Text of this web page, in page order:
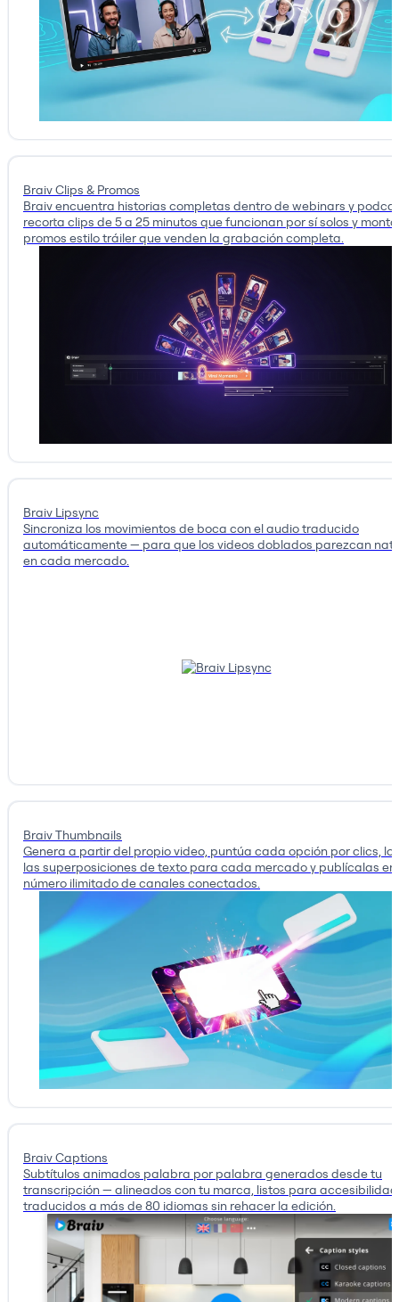
Braiv Clips & Promos
Braiv encuentra historias completas dentro de webinars y
recorta clips de 5 a 25 minutos que funcionan por sí solos y monta
promos estilo tráiler que venden la grabación completa.
Braiv Lipsync
Sincroniza los movimientos de boca con el audio traducido
automáticamente — para que los videos doblados parezcan
en cada mercado.
Braiv Thumbnails
Genera a partir del propio video, puntúa cada opción por clics,
las superposiciones de texto para cada mercado y publícalas en
número ilimitado de canales conectados.
Braiv Captions
Subtítulos animados palabra por palabra generados desde tu
transcripción — alineados con tu marca, listos para
traducidos a más de 80 idiomas sin rehacer la edición.